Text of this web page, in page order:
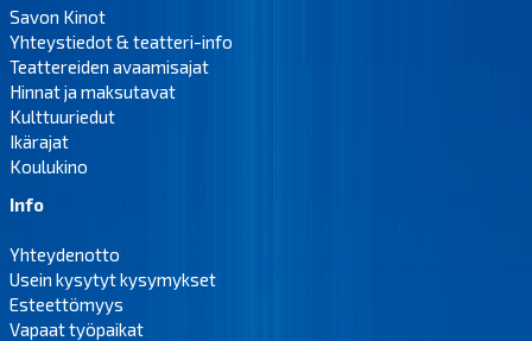
Savon Kinot
Yhteystiedot & teatteri-info
Teattereiden avaamisajat
Hinnat ja maksutavat
Kulttuuriedut
Ikärajat
Koulukino
Info
Yhteydenotto
Usein kysytyt kysymykset
Esteettömyys
Vapaat työpaikat